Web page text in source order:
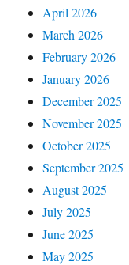
April 2026
March 2026
February 2026
January 2026
December 2025
November 2025
October 2025
September 2025
August 2025
July 2025
June 2025
May 2025